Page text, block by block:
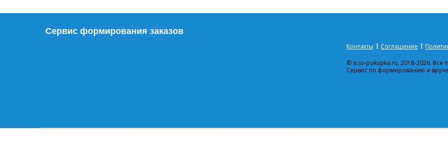
Сервис формирования заказов
Контакты Соглашение
© sizo-pokupka.ru, 2018-2026. Все
Сервис по формированию и